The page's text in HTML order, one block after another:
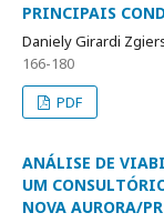
PRINCIPAIS
Daniely Girardi
166-180
PDF
ANÁLISE DE
UM
NOVA AURORA/PR